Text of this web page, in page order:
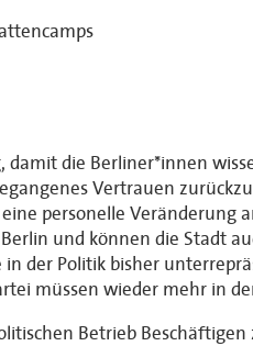
die Berliner*innen
Vertrauen
personelle Veränderung
und können die Stadt
der Politik bisher
müssen wieder mehr in
Betrieb